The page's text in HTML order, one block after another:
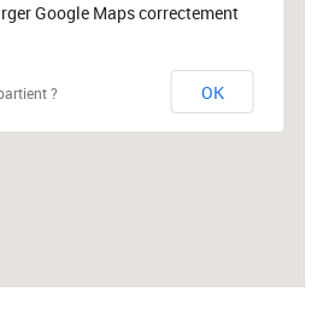
Google Maps correctement
? OK